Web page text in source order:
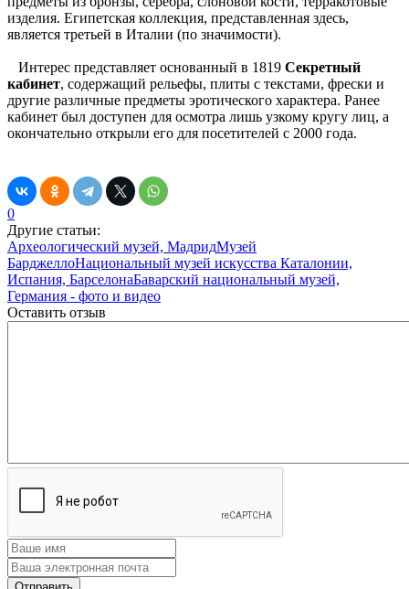
изделия. Египетская коллекция, представленная здесь,
является третьей в Италии (по значимости).
Интерес представляет основанный в 1819 Секретный
кабинет, содержащий рельефы, плиты с текстами, фрески и
другие различные предметы эротического характера. Ранее
кабинет был доступен для осмотра лишь узкому кругу лиц, а
окончательно открыли его для посетителей с 2000 года.
0
Другие статьи:
Археологический музей, МадридМузей
БарджеллоНациональный музей искусства Каталонии,
Испания, БарселонаБаварский национальный музей,
Германия - фото и видео
Оставить отзыв